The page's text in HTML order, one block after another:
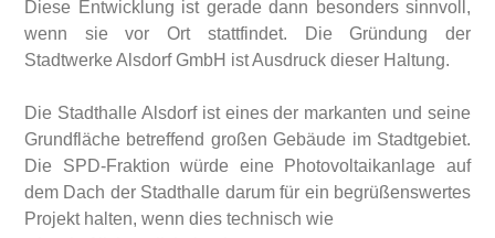
Diese Entwicklung ist gerade dann besonders sinnvoll,
wenn sie vor Ort stattfindet. Die Gründung der
Stadtwerke Alsdorf GmbH ist Ausdruck dieser Haltung.
Die Stadthalle Alsdorf ist eines der markanten und seine
Grundfläche betreffend großen Gebäude im Stadtgebiet.
Die SPD-Fraktion würde eine Photovoltaikanlage auf
dem Dach der Stadthalle darum für ein begrüßenswertes
Projekt halten, wenn dies technisch wie